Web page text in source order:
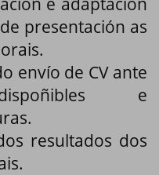
presentación as
envío de CV ante
e
resultados dos